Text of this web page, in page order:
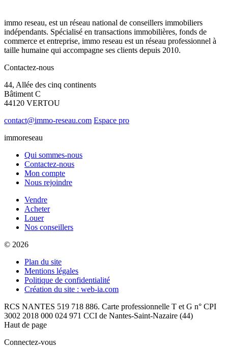
immo reseau, est un réseau national de conseillers immobiliers
indépendants. Spécialisé en transactions immobilières, fonds de
commerce et entreprise, immo reseau est un réseau professionnel à
taille humaine qui accompagne ses clients depuis 2010.
Contactez-nous
44, Allée des cinq continents
Bâtiment C
44120 VERTOU
contact@immo-reseau.com Espace pro
immoreseau
Qui sommes-nous
Contactez-nous
Mon compte
Nous rejoindre
Vendre
Acheter
Louer
Nos conseillers
© 2026
Plan du site
Mentions légales
Politique de confidentialité
Création du site : web-ia.com
RCS NANTES 519 718 886. Carte professionnelle T et G n° CPI
3002 2018 000 024 971 CCI de Nantes-Saint-Nazaire (44)
Haut de page
Connectez-vous